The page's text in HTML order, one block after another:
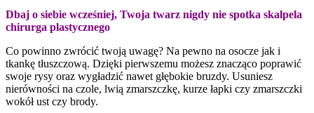
Dbaj o siebie wcześniej, Twoja twarz nigdy nie spotka skalpela
chirurga plastycznego
Co powinno zwrócić twoją uwagę? Na pewno na osocze jak i
tkankę tłuszczową. Dzięki pierwszemu możesz znacząco poprawić
swoje rysy oraz wygładzić nawet głębokie bruzdy. Usuniesz
nierówności na czole, lwią zmarszczkę, kurze łapki czy zmarszczki
wokół ust czy brody.